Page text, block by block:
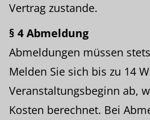
Vertrag zustande.
§ 4 Abmeldung
Abmeldungen müssen
Melden Sie sich bis zu 14
Veranstaltungsbeginn ab,
Kosten berechnet. Bei